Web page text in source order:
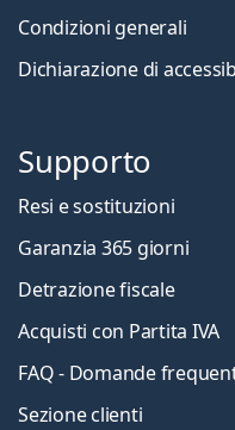
Condizioni generali
Dichiarazione di
Supporto
Resi e sostituzioni
Garanzia 365 giorni
Detrazione fiscale
Acquisti con Partita IVA
FAQ - Domande
Sezione clienti